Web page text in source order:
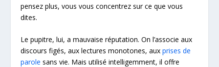
pensez plus, vous vous concentrez sur ce que vous
dites.
Le pupitre, lui, a mauvaise réputation. On l’associe aux
discours figés, aux lectures monotones, auxprises de
parole sans vie. Mais utilisé intelligemment, il offre